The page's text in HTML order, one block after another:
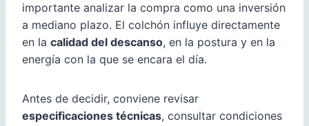
importante analizar la compra como una inversión
a mediano plazo. El colchón influye directamente
en la calidad del descanso, en la postura y en la
energía con la que se encara el día.
Antes de decidir, conviene revisar
especificaciones técnicas, consultar condiciones